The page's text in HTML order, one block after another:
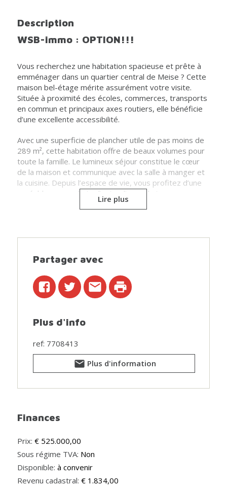
Description
WSB-immo : OPTION!!!
Vous recherchez une habitation spacieuse et prête à
emménager dans un quartier central de Meise ? Cette
maison bel-étage mérite assurément votre visite.
Située à proximité des écoles, commerces, transports
en commun et principaux axes routiers, elle bénéficie
d’une excellente accessibilité.
Avec une superficie de plancher utile de pas moins de
289 m², cette habitation offre de beaux volumes pour
toute la famille. Le lumineux séjour constitue le cœur
de la maison et communique avec la salle à manger et
la cuisine. Depuis l’espace de vie, vous profitez d’une
agréable vue sur le jardin, tandis que la terrasse
couverte vous permet de profiter de l’extérieur tout
La maison dispose de trois chambres, dont deux
privative. La salle de bains est équipée d’une baignoire
et d’une douche.
La propriété bénéficie également d’un grand garage et
de plusieurs espaces pratiques offrant un confort de
conforme et le bien bénéficie d’un excellent PEB B.
En résumé, une agréable maison familiale offrant
espace, confort et une excellente situation à Meise.
Lire plus
Partager avec
Plus d'info
ref: 7708413
Plus d'information
Finances
Prix: € 525.000,00
Sous régime TVA: Non
Disponible: à convenir
Revenu cadastral: € 1.834,00